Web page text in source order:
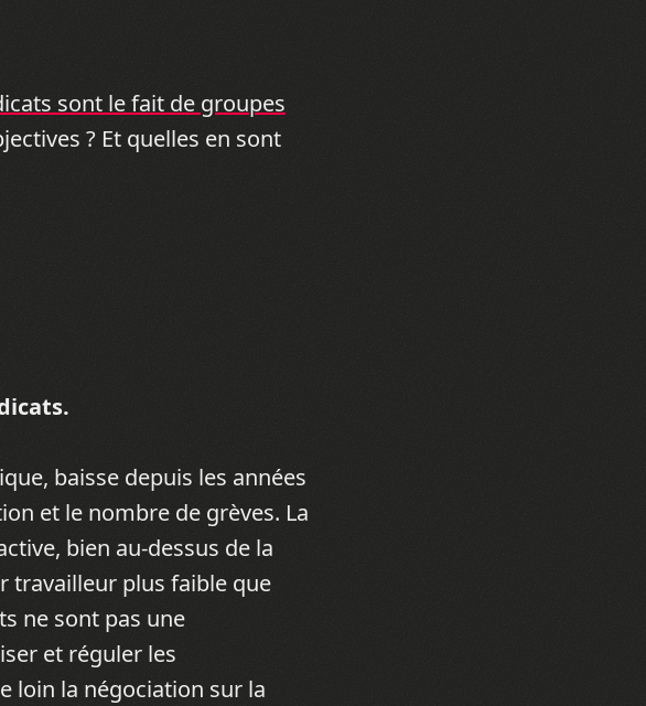
sont le fait de groupes
? Et quelles en sont
baisse depuis les années
et le nombre de grèves. La
bien au-dessus de la
travailleur plus faible que
ne sont pas une
et réguler les
loin la négociation sur la